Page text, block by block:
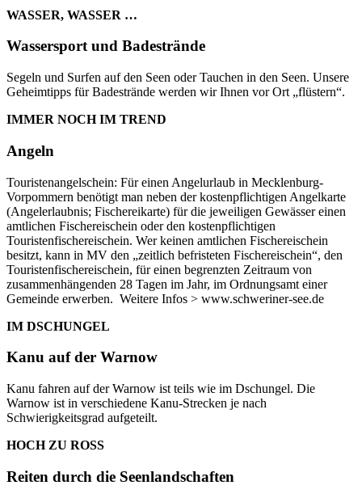
WASSER, WASSER …
Wassersport und Badestrände
Segeln und Surfen auf den Seen oder Tauchen in den Seen. Unsere
Geheimtipps für Badestrände werden wir Ihnen vor Ort „flüstern“.
IMMER NOCH IM TREND
Angeln
Touristenangelschein: Für einen Angelurlaub in Mecklenburg-
Vorpommern benötigt man neben der kostenpflichtigen Angelkarte
(Angelerlaubnis; Fischereikarte) für die jeweiligen Gewässer einen
amtlichen Fischereischein oder den kostenpflichtigen
Touristenfischereischein. Wer keinen amtlichen Fischereischein
besitzt, kann in MV den „zeitlich befristeten Fischereischein“, den
Touristenfischereischein, für einen begrenzten Zeitraum von
zusammenhängenden 28 Tagen im Jahr, im Ordnungsamt einer
Gemeinde erwerben. Weitere Infos > www.schweriner-see.de
IM DSCHUNGEL
Kanu auf der Warnow
Kanu fahren auf der Warnow ist teils wie im Dschungel. Die
Warnow ist in verschiedene Kanu-Strecken je nach
Schwierigkeitsgrad aufgeteilt.
HOCH ZU ROSS
Reiten durch die Seenlandschaften